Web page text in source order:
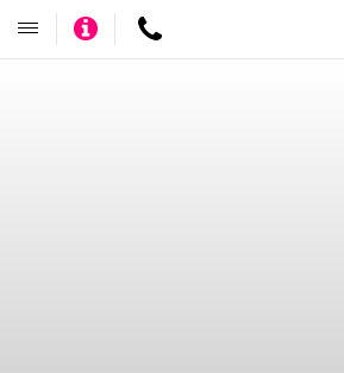
Toggle
navigatie
Adviseer Contact